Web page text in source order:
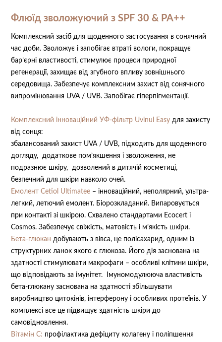
Флюїд зволожуючий з SPF 30 & PA++
Комплексний засіб для щоденного застосування в сонячний
час доби. Зволожує і запобігає втраті вологи, покращує
бар’єрні властивості, стимулює процеси природної
регенерації, захищає від згубного впливу зовнішнього
середовища. Забезпечує комплексним захист від сонячного
випромінювання UVA / UVB. Запобігає гіперпігментації.
Комплексний інноваційний УФ-фільтр Uvinul Easy для захисту
від сонця:
збалансований захист UVA / UVB, підходить для щоденного
догляду, додаткове пом’якшення і зволоження, не
подразнює шкіру, дозволений в дитячій косметиці,
безпечний для шкіри навколо очей.⠀
Емолент Cetiol Ultimatee – інноваційний, неполярний, ультра-
легкий, летючий емолент. Біорозкладаний. Випаровується
при контакті зі шкірою. Схвалено стандартами Ecocert і
Cosmos. Забезпечує свіжість, матовість і м’якість шкіри.
Бета-глюкан добувають з вівса, це полісахарид, одним із
структурних ланок якого є глюкоза. Його дія заснована на
здатності стимулювати макрофаги – особливі клітини шкіри,
що відповідають за імунітет.
Імуномодулююча властивість
бета-глюкану заснована на здатності збільшувати
виробництво цитокінів, інтерферону і особливих протеїнів. У
комплексі все це підвищує здатність шкіри до
самовідновлення.
Вітамін С: профілактика дефіциту колагену і поліпшення